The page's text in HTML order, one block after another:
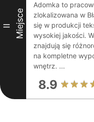
II Miejsce
Adomka to
zlokalizowana w
się w produkcji
wysokiej jakości.
znajdują się
na kompletne
wnętrz. ...
8.9